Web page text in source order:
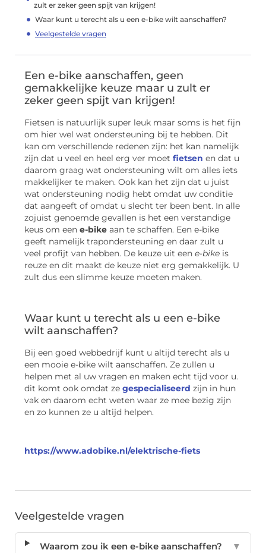
zult er zeker geen spijt van krijgen!
Waar kunt u terecht als u een e-bike wilt aanschaffen?
Veelgestelde vragen
Een e-bike aanschaffen, geen
gemakkelijke keuze maar u zult er
zeker geen spijt van krijgen!
Fietsen is natuurlijk super leuk maar soms is het fijn
om hier wel wat ondersteuning bij te hebben. Dit
kan om verschillende redenen zijn: het kan namelijk
zijn dat u veel en heel erg ver moet fietsen en dat u
daarom graag wat ondersteuning wilt om alles iets
makkelijker te maken. Ook kan het zijn dat u juist
wat ondersteuning nodig hebt omdat uw conditie
dat aangeeft of omdat u slecht ter been bent. In alle
zojuist genoemde gevallen is het een verstandige
keus om een e-bike aan te schaffen. Een e-bike
geeft namelijk trapondersteuning en daar zult u
veel profijt van hebben. De keuze uit een e-bike is
reuze en dit maakt de keuze niet erg gemakkelijk. U
zult dus een slimme keuze moeten maken.
Waar kunt u terecht als u een e-bike
wilt aanschaffen?
Bij een goed webbedrijf kunt u altijd terecht als u
een mooie e-bike wilt aanschaffen. Ze zullen u
helpen met al uw vragen en maken echt tijd voor u.
dit komt ook omdat ze gespecialiseerd zijn in hun
vak en daarom echt weten waar ze mee bezig zijn
en zo kunnen ze u altijd helpen.
https://www.adobike.nl/elektrische-fiets
Veelgestelde vragen
Waarom zou ik een e-bike aanschaffen? ▼